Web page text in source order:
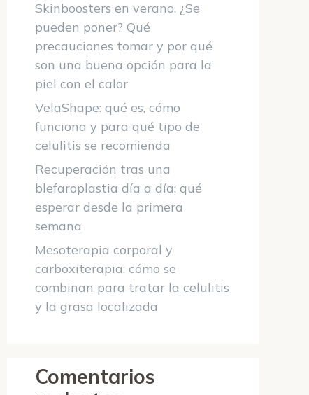
Skinboosters en verano. ¿Se
pueden poner? Qué
precauciones tomar y por qué
son una buena opción para la
piel con el calor
VelaShape: qué es, cómo
funciona y para qué tipo de
celulitis se recomienda
Recuperación tras una
blefaroplastia día a día: qué
esperar desde la primera
semana
Mesoterapia corporal y
carboxiterapia: cómo se
combinan para tratar la celulitis
y la grasa localizada
Comentarios